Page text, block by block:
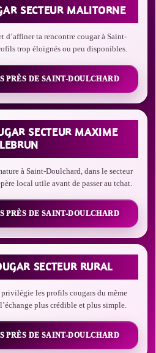
SECTEUR MALITORNE
d’affiner ta rencontre cougar à Saint-
trop éloignés ou peu disponibles.
PRÈS DE SAINT-DOULCHARD
SECTEUR MAXIME
LEBRUN
à Saint-Doulchard, dans le secteur
local utile avant de passer au tchat.
PRÈS DE SAINT-DOULCHARD
SECTEUR RURAL
les profils cougars du même
plus crédible et plus simple.
PRÈS DE SAINT-DOULCHARD